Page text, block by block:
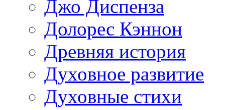
Джо Диспенза
Долорес Кэннон
Древняя история
Духовное развитие
Духовные стихи